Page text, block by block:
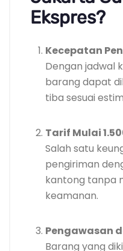
Ekspres?
Kecepatan
Dengan jadwal
barang dapat
tiba sesuai
Tarif Mulai
Salah satu
pengiriman
kantong tanpa
keamanan.
Pengawasan
Barang yang